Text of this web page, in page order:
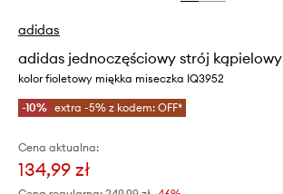
adidas
adidas jednoczęściowy strój kąpielowy
kolor fioletowy miękka miseczka IQ3952
-10% extra -5% z kodem: OFF*
Cena aktualna:
134,99 zł